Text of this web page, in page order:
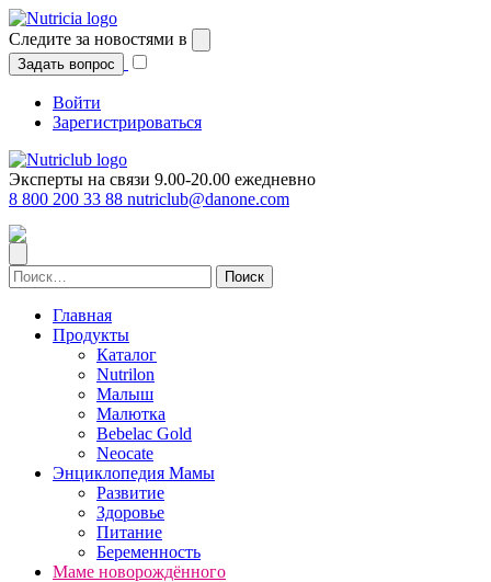
Перейти
к
содержимому
Следите за новостями в
Задать вопрос
Войти
Зарегистрироваться
Эксперты на связи 9.00-20.00 ежедневно
8 800 200 33 88 nutriclub@danone.com
Найти:
Главная
Продукты
Каталог
Nutrilon
Малыш
Малютка
Bebelac Gold
Neocate
Энциклопедия Мамы
Развитие
Здоровье
Питание
Беременность
Маме новорождённого